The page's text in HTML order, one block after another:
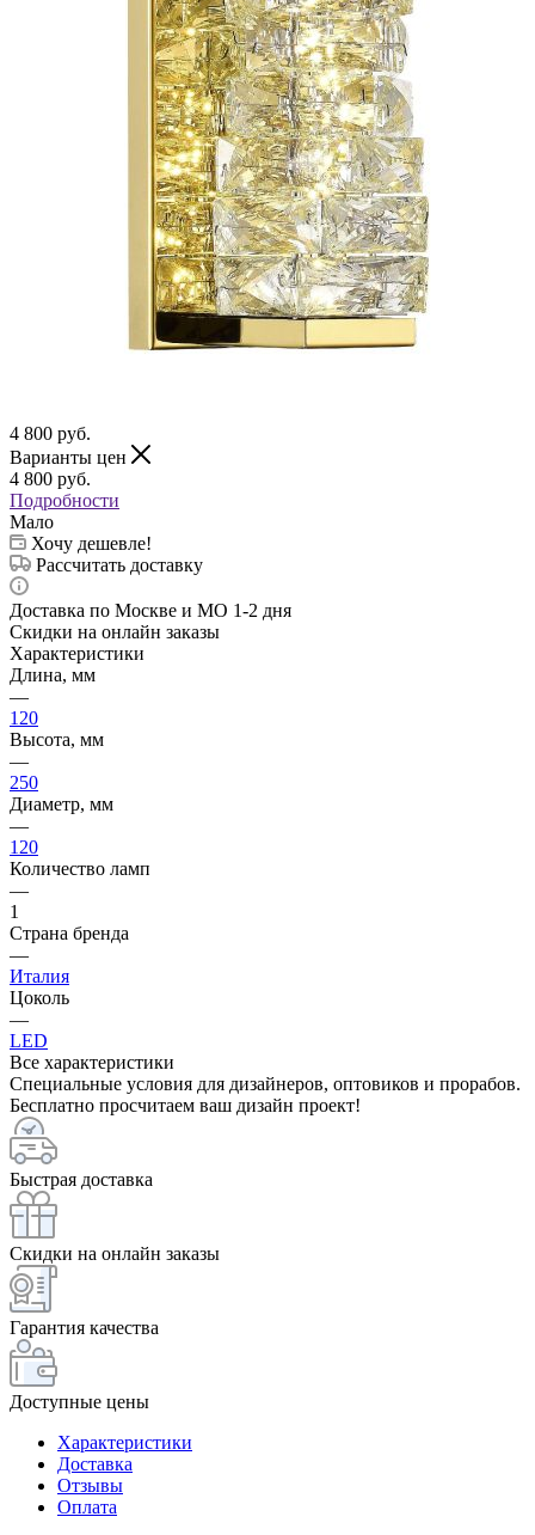
4 800 руб.
Варианты цен
4 800 руб.
Подробности
Мало
Хочу дешевле!
Рассчитать доставку
Доставка по Москве и МО 1-2 дня
Скидки на онлайн заказы
Характеристики
Длина, мм
—
120
Высота, мм
—
250
Диаметр, мм
—
120
Количество ламп
—
1
Страна бренда
—
Италия
Цоколь
—
LED
Все характеристики
Специальные условия для дизайнеров, оптовиков и прорабов.
Бесплатно просчитаем ваш дизайн проект!
Быстрая доставка
Скидки на онлайн заказы
Гарантия качества
Доступные цены
Характеристики
Доставка
Отзывы
Оплата